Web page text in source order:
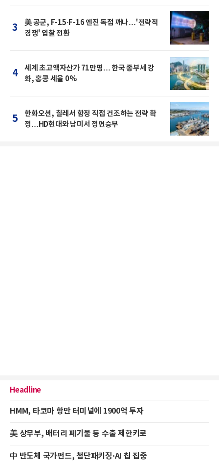
3
美 공군, F-15·F-16 엔진 독점 깨나…'전략적
경쟁' 입찰 전환
4
세계 초고액자산가 71만명… 한국 종부세 강
화, 홍콩 세율 0%
5
한화오션, 칠레서 함정 직접 건조하는 전략 확
정…HD현대와 남미서 정면승부
Headline
HMM, 타코마 항만 터미널에 1900억 투자
美 상무부, 배터리 폐기물 등 수출 제한키로
中 반도체 국가펀드, 첨단패키징·AI 칩 집중